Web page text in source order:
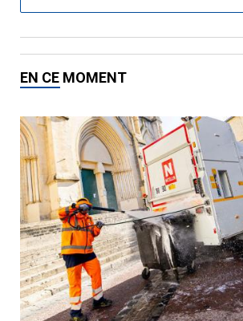
EN CE MOMENT